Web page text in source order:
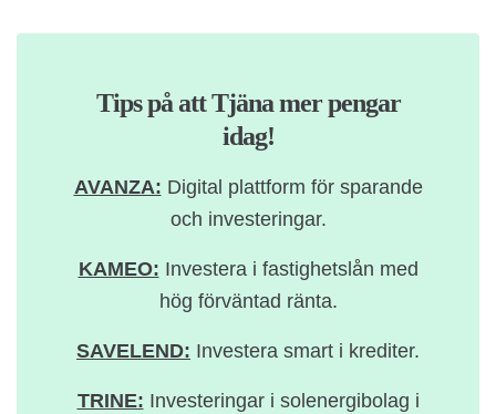
Tips på att Tjäna mer pengar
idag!
AVANZA: Digital plattform för sparande
och investeringar.
KAMEO: Investera i fastighetslån med
hög förväntad ränta.
SAVELEND: Investera smart i krediter.
TRINE: Investeringar i solenergibolag i